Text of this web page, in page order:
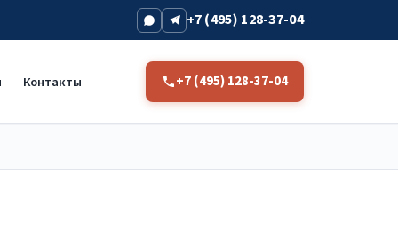
+7 (495) 128-37-04
Контакты +7 (495) 128-37-04